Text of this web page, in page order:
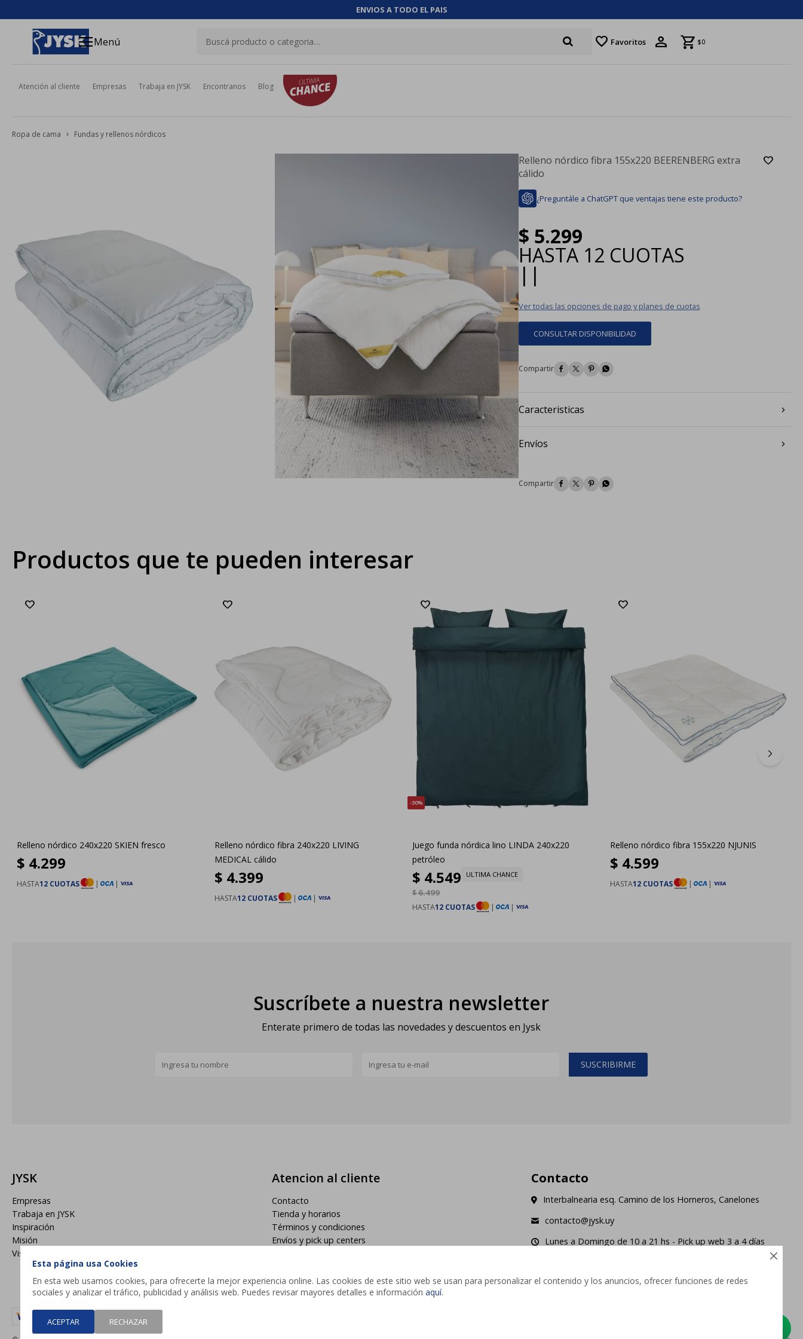

Esta página usa Cookies
En esta web usamos cookies, para ofrecerte la mejor experiencia online. Las cookies de este sitio web se usan para personalizar el contenido y los anuncios, ofrecer funciones de redes
sociales y analizar el tráfico, publicidad y análisis web. Puedes revisar mayores detalles e información aquí.
ACEPTAR RECHAZAR
ENVIOS A TODO EL PAIS
menuMenú favorite Favoritos $0
Atención al cliente Empresas Trabaja en JYSK Encontranos Blog
Ropa de cama Fundas y rellenos nórdicos
Relleno nórdico fibra 155x220 BEERENBERG extra
cálido
¿Preguntále a ChatGPT que ventajas tiene este producto?
$ 5.299
HASTA 12 CUOTAS
| |
Ver todas las opciones de pago y planes de cuotas
CONSULTAR DISPONIBILIDAD
   
Caracteristicas
Envíos
   
Productos que te pueden interesar
Relleno nórdico 240x220 SKIEN fresco
$ 4.299
HASTA12 CUOTAS | |
Relleno nórdico fibra 240x220 LIVING
MEDICAL cálido
$ 4.399
HASTA12 CUOTAS | |
30
Juego funda nórdica lino LINDA 240x220
petróleo
$ 4.549
$6.499
ULTIMA CHANCE
HASTA12 CUOTAS | |
Relleno nórdico fibra 155x220 NJUNIS
$ 4.599
HASTA12 CUOTAS | |
Suscríbete a nuestra newsletter
Enterate primero de todas las novedades y descuentos en Jysk
SUSCRIBIRME
JYSK
Empresas
Trabaja en JYSK
Inspiración
Misión
Visión
Atencion al cliente
Contacto
Tienda y horarios
Términos y condiciones
Envíos y pick up centers
Contacto
Interbalnearia esq. Camino de los Horneros, Canelones
contacto@jysk.uy
Lunes a Domingo de 10 a 21 hs - Pick up web 3 a 4 días
   
close